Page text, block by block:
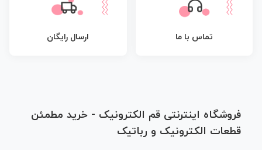
تماس با ما ارسال رایگان
فروشگاه اینترنتی قم الکترونیک - خرید مطمئن
قطعات الکترونیک و رباتیک